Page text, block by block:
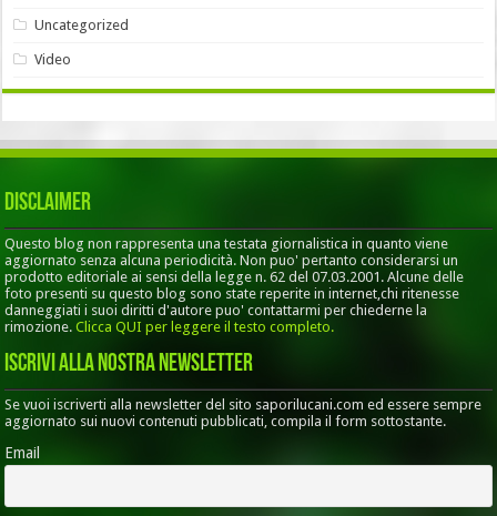
Uncategorized
Video
Disclaimer
Questo blog non rappresenta una testata giornalistica in quanto viene
aggiornato senza alcuna periodicità. Non puo' pertanto considerarsi un
prodotto editoriale ai sensi della legge n. 62 del 07.03.2001. Alcune delle
foto presenti su questo blog sono state reperite in internet,chi ritenesse
danneggiati i suoi diritti d'autore puo' contattarmi per chiederne la
rimozione.Clicca QUI per leggere il testo completo.
Iscrivi alla nostra Newsletter
Se vuoi iscriverti alla newsletter del sito saporilucani.com ed essere sempre
aggiornato sui nuovi contenuti pubblicati, compila il form sottostante.
Email